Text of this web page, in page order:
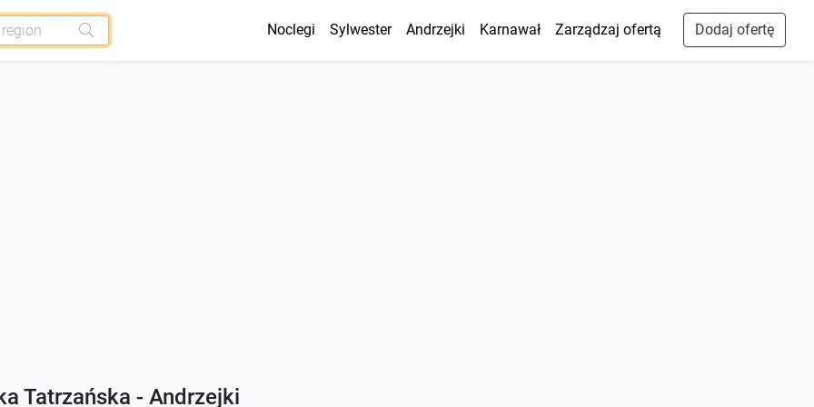
Noclegi Sylwester Andrzejki Karnawał Zarządzaj ofertą Dodaj ofertę
Tatrzańska - Andrzejki